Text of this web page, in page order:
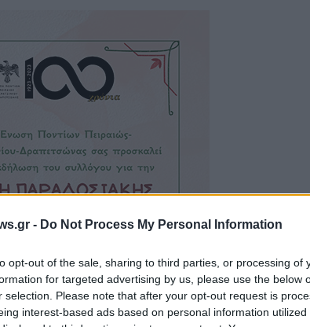
- Do Not Process My Personal Information
opt-out of the sale, sharing to third parties, or processing of
for targeted advertising by us, please use the below
selection. Please note that after your opt-out request is
interest-based ads based on personal information